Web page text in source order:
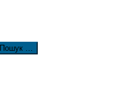
Пошук …